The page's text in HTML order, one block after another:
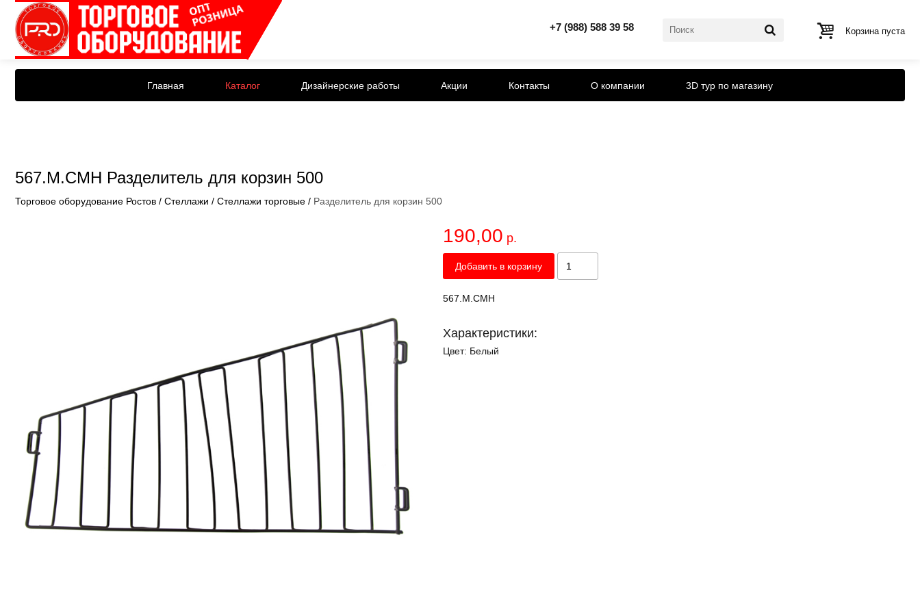
Корзина пуста
+7 (988) 588 39 58
Главная Каталог Дизайнерские работы Акции Контакты О компании 3D тур по магазину
567.М.СМН Разделитель для корзин 500
Торговое оборудование Ростов / Стеллажи / Стеллажи торговые / Разделитель для корзин 500
190,00 р.
Добавить в корзину
567.М.СМН
Характеристики:
Цвет: Белый